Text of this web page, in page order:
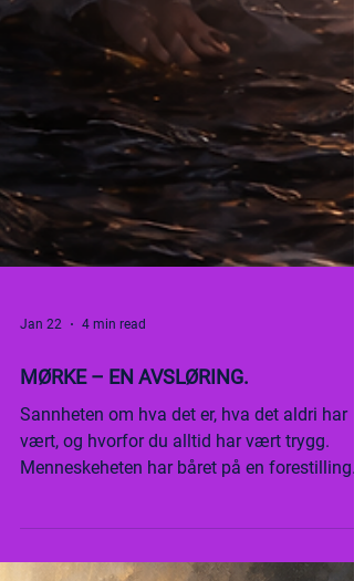
Jan 22 4 min read
Sannheten om hva det er, hva det aldri har
vært, og hvorfor du alltid har vært trygg.